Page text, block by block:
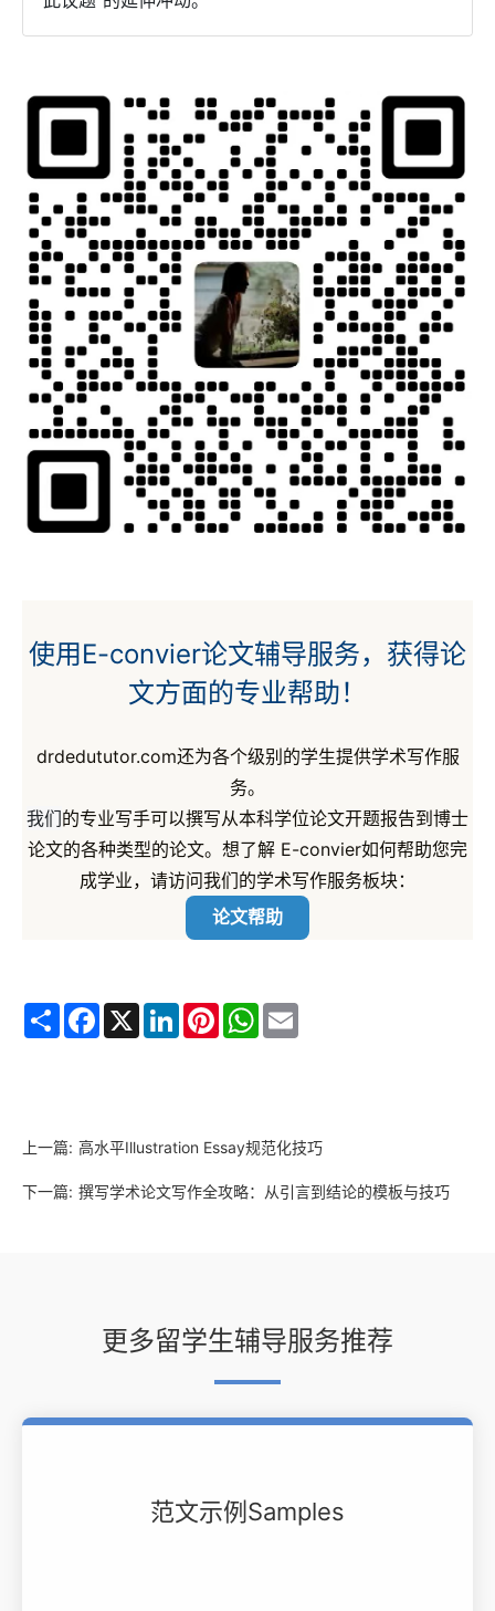
使用E-convier论文辅导服务，获得论
文方面的专业帮助！
drdedututor.com还为各个级别的学生提供学术写作服
务。
我们的专业写手可以撰写从本科学位论文开题报告到博士
论文的各种类型的论文。想了解 E-convier如何帮助您完
成学业，请访问我们的学术写作服务板块：
论文帮助
Share Facebook
X LinkedInPinterestWhatsApp
上一篇: 高水平Illustration Essay规范化技巧
下一篇: 撰写学术论文写作全攻略：从引言到结论的模板与技巧
更多留学生辅导服务推荐
范文示例Samples